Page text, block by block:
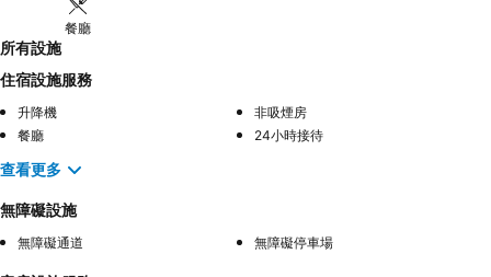
餐廳
所有設施
住宿設施服務
升降機
非吸煙房
餐廳
24小時接待
查看更多
無障礙設施
無障礙通道 無障礙停車場